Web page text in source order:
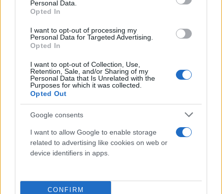
Personal Data.
Opted In
I want to opt-out of processing my
Personal Data for Targeted Advertising.
Opted In
I want to opt-out of Collection, Use,
Retention, Sale, and/or Sharing of my
Personal Data that Is Unrelated with the
Purposes for which it was collected.
Opted Out
Google consents
I want to allow Google to enable storage
related to advertising like cookies on web or
device identifiers in apps.
CONFIRM
Μυστράς: 11 μήνες με αναστολή στον
55χρονο που είχε κρύψει τον πατέρα του
στον καταψύκτη